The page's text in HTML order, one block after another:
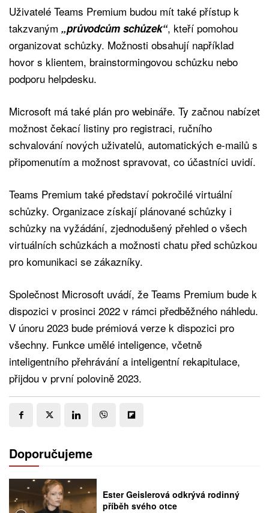
Uživatelé Teams Premium budou mít také přístup k
takzvaným „průvodcům schůzek“, kteří pomohou
organizovat schůzky. Možnosti obsahují například
hovor s klientem, brainstormingovou schůzku nebo
podporu helpdesku.
Microsoft má také plán pro webináře. Ty začnou nabízet
možnost čekací listiny pro registraci, ručního
schvalování nových uživatelů, automatických e-mailů s
připomenutím a možnost spravovat, co účastníci uvidí.
Teams Premium také představí pokročilé virtuální
schůzky. Organizace získají plánované schůzky i
schůzky na vyžádání, zjednodušený přehled o všech
virtuálních schůzkách a možnosti chatu před schůzkou
pro komunikaci se zákazníky.
Společnost Microsoft uvádí, že Teams Premium bude k
dispozici v prosinci 2022 v rámci předběžného náhledu.
V únoru 2023 bude prémiová verze k dispozici pro
všechny. Funkce umělé inteligence, včetně
inteligentního přehrávání a inteligentní rekapitulace,
přijdou v první polovině 2023.
Doporučujeme
Ester Geislerová odkrývá rodinný
příběh svého otce